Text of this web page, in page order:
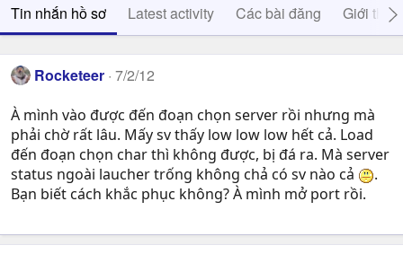
Tin nhắn hồ sơ Latest activity Các bài đăng Giới thiệu
Rocketeer 7/2/12
À mình vào được đến đoạn chọn server rồi nhưng mà
phải chờ rất lâu. Mấy sv thấy low low low hết cả. Load
đến đoạn chọn char thì không được, bị đá ra. Mà server
status ngoài laucher trống không chả có sv nào cả
.
Bạn biết cách khắc phục không? À mình mở port rồi.